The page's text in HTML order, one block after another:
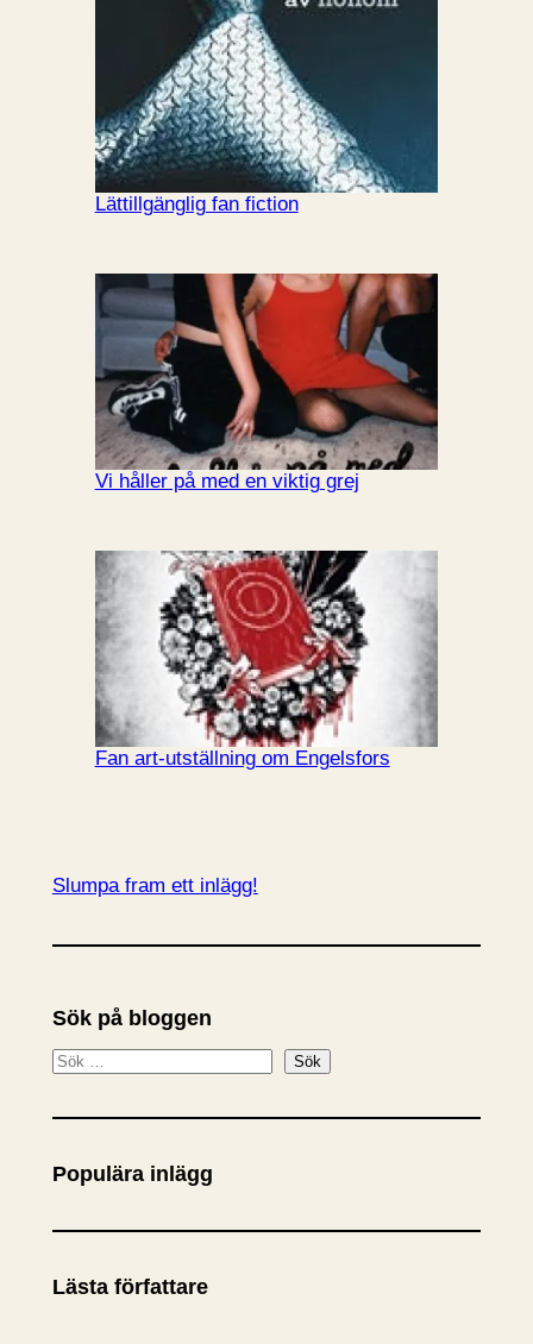
Lättillgänglig fan fiction
Vi håller på med en viktig grej
Fan art-utställning om Engelsfors
Slumpa fram ett inlägg!
Sök på bloggen
S
k
Sök
Populära inlägg
Lästa författare